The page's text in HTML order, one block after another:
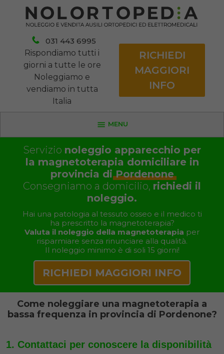
031 443 6995
Rispondiamo tutti i
giorni a tutte le ore
Noleggiamo e
vendiamo in tutta
Italia
RICHIEDI
MAGGIORI
INFO
MENU
Servizio noleggio apparecchio per
la magnetoterapia domiciliare in
provincia diPordenone
Consegniamo a domicilio, richiedi il
noleggio.
Hai una patologia al tessuto osseo e il medico ti
ha prescritto la magnetoterapia?
Valuta il noleggio della magnetoterapia per
risparmiare senza rinunciare alla qualità.
Il noleggio minimo è di soli 15 giorni!
RICHIEDI MAGGIORI INFO
Come noleggiare una magnetoterapia a
bassa frequenza in provincia di Pordenone?
Contattaci per conoscere la disponibilità